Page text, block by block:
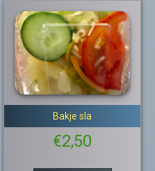
Bakje sla
€2,50